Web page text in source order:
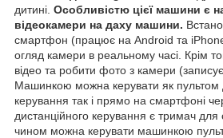
дитині. Особливістю цієї машини є
відеокамери на даху машини.
смартфон (працює на Android та
огляд камери в реальному часі. Крім
відео та робити фото з камери
Машинкою можна керувати як пультом
керування так і прямо на смартфоні
дистанційного керування є тримач
чином можна керувати машинкою